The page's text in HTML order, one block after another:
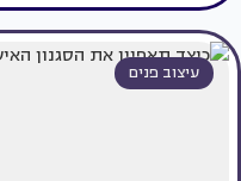
עיצוב פנים